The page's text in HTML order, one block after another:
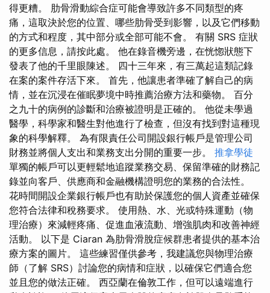
得更糟。 肋骨滑動綜合症可能會導致許多不同類型的疼
痛，這取決於您的位置、哪些肋骨受到影響，以及它們移動
的方式和程度，其中部分或全部可能不會。 有關 SRS 症狀
的更多信息，請按此處。 他在錄音機旁邊，在恍惚狀態下
發表了他的千里眼陳述。 四十三年來，有三萬起這類記錄
在案的案件存活下來。 首先，他讓患者準確了解自己的病
情，並在沉浸在催眠夢境中時推薦治療方法和藥物。 百分
之九十的病例的診斷和治療被證明是正確的。 他從未學過
醫學，科學家和醫生對他進行了檢查，但沒有找到對這種現
象的科學解釋。 為有限責任公司開設銀行帳戶是管理公司
財務並將個人支出和業務支出分開的重要一步。 推拿學徒
單獨的帳戶可以更輕鬆地追蹤業務交易、保留準確的財務記
錄並向客戶、供應商和金融機構證明您的業務的合法性。
花時間開設企業銀行帳戶也有助於保護您的個人資產並確保
您符合法律和稅務要求。 使用熱、水、光或特殊運動（物
理治療）來減輕疼痛、促進血液流動、增強肌肉和改善神經
活動。 以下是 Ciaran 為肋骨滑脫症候群患者提供的基本治
療方案的圖片。 這些練習僅供參考，我建議您與物理治療
師（了解 SRS）討論您的病情和症狀，以確保它們適合您
並且您的做法正確。 西亞蘭在倫敦工作，但可以遠端進行